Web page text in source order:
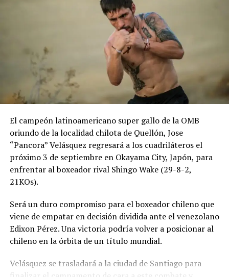
El campeón latinoamericano super gallo de la OMB
oriundo de la localidad chilota de Quellón, Jose
“Pancora” Velásquez regresará a los cuadriláteros el
próximo 3 de septiembre en Okayama City, Japón, para
enfrentar al boxeador rival Shingo Wake (29-8-2,
21KOs).
Será un duro compromiso para el boxeador chileno que
viene de empatar en decisión dividida ante el venezolano
Edixon Pérez. Una victoria podría volver a posicionar al
chileno en la órbita de un título mundial.
Velásquez se trasladará a la ciudad de Santiago para